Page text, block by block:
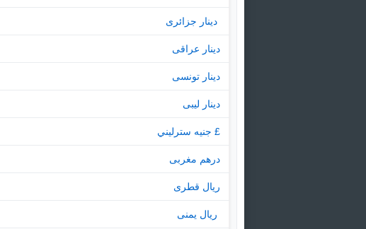
‏ دينار جزائرى
دينار عراقى
دينار تونسى
دينار ليبى
£ جنيه سترليني
درهم مغربى
ريال قطرى
‏ ريال يمنى